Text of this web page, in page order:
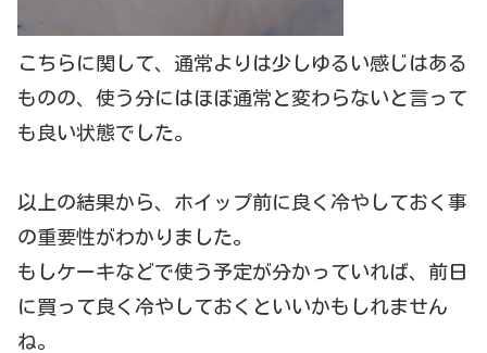
こちらに関して、通常よりは少しゆるい感じはある
ものの、使う分にはほぼ通常と変わらないと言って
も良い状態でした。
以上の結果から、ホイップ前に良く冷やしておく事
の重要性がわかりました。
もしケーキなどで使う予定が分かっていれば、前日
に買って良く冷やしておくといいかもしれません
ね。